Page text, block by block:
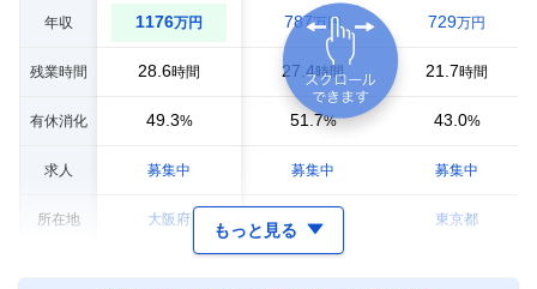
年収
残業時間
有休消化
求人
所在地
1176万円
28.6時間
49.3%
募集中
大阪府
787万円
27.4時間
51.7%
募集中
729万円
21.7時間
43.0%
募集中
東京都
もっと見る